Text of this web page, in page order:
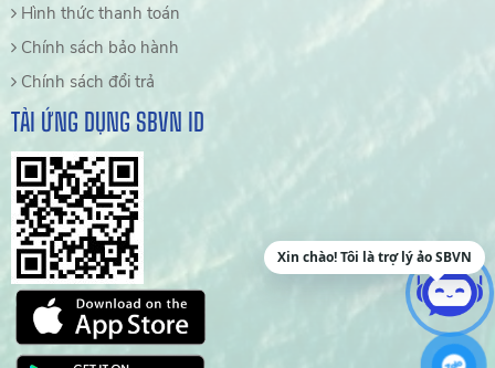
Hình thức thanh toán
Chính sách bảo hành
Chính sách đổi trả
TẢI ỨNG DỤNG SBVN ID
Xin chào! Tôi là trợ lý ảo SBVN